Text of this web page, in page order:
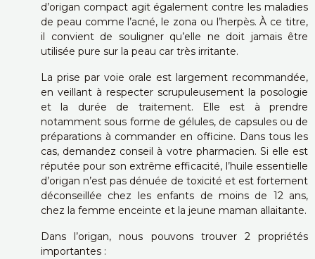
d’origan compact agit également contre les maladies
de peau comme l’acné, le zona ou l’herpès. À ce titre,
il convient de souligner qu’elle ne doit jamais être
utilisée pure sur la peau car très irritante.
La prise par voie orale est largement recommandée,
en veillant à respecter scrupuleusement la posologie
et la durée de traitement. Elle est à prendre
notamment sous forme de gélules, de capsules ou de
préparations à commander en officine. Dans tous les
cas, demandez conseil à votre pharmacien. Si elle est
réputée pour son extrême efficacité, l’huile essentielle
d’origan n’est pas dénuée de toxicité et est fortement
déconseillée chez les enfants de moins de 12 ans,
chez la femme enceinte et la jeune maman allaitante.
Dans l’origan, nous pouvons trouver 2 propriétés
importantes :